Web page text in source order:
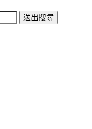
送出搜尋